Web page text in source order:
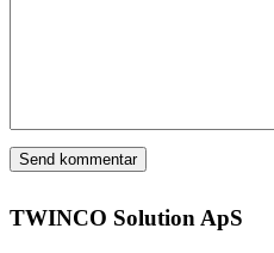
TWINCO Solution ApS